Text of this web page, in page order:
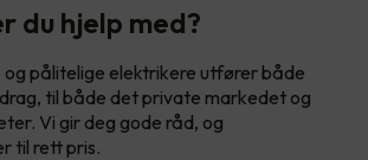
du hjelp med?
pålitelige elektrikere utfører både
til både det private markedet og
Vi gir deg gode råd, og
til rett pris.